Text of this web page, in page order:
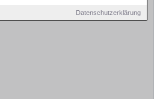
Datenschutzerklärung